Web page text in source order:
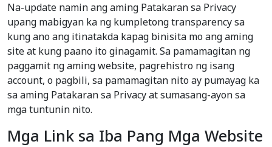
Na-update namin ang aming Patakaran sa Privacy
upang mabigyan ka ng kumpletong transparency sa
kung ano ang itinatakda kapag binisita mo ang aming
site at kung paano ito ginagamit. Sa pamamagitan ng
paggamit ng aming website, pagrehistro ng isang
account, o pagbili, sa pamamagitan nito ay pumayag ka
sa aming Patakaran sa Privacy at sumasang-ayon sa
mga tuntunin nito.
Mga Link sa Iba Pang Mga Website